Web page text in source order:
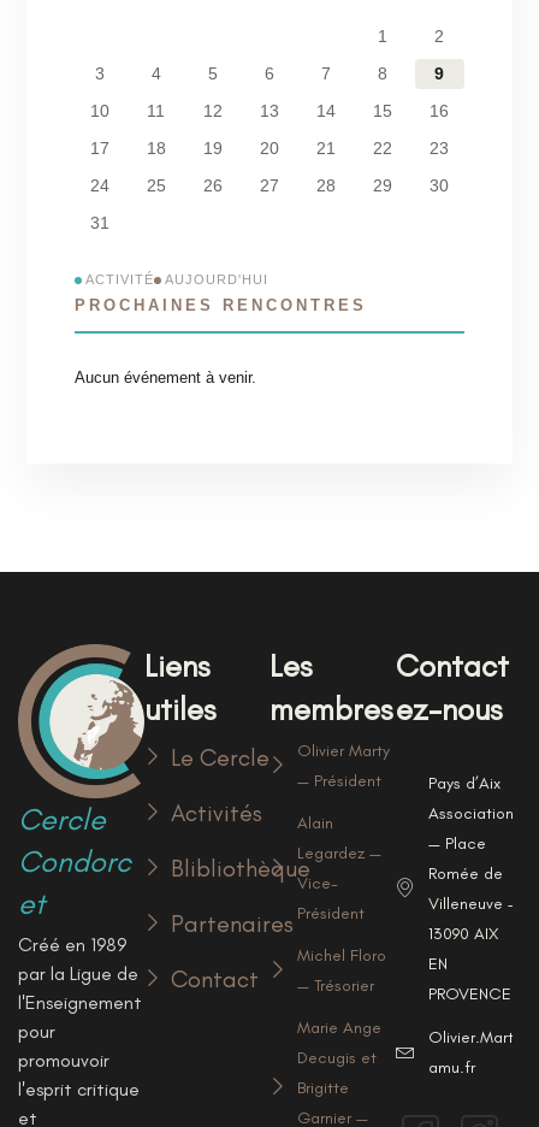
1
2
3
4 5 6 7 8
9
10
11 12 13 14 15
16
17
18 19 20 21 22
23
24
25 26 27 28 29
30
31
ACTIVITÉ AUJOURD'HUI
PROCHAINES RENCONTRES
Aucun événement à venir.
Cercle
Condorc
et
Créé en 1989
par la Ligue de
l'Enseignement
pour
promouvoir
l'esprit critique
et
Liens
utiles
Le Cercle
Activités
Blibliothèque
Partenaires
Contact
Les
membres
Olivier Marty
— Président
Alain
Legardez —
Vice-
Président
Michel Floro
— Trésorier
Marie Ange
Decugis et
Brigitte
Garnier —
Contact
ez-nous
Pays d’Aix
Associations
— Place
Romée de
Villeneuve —
13090 AIX
EN
PROVENCE
amu.fr